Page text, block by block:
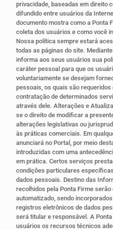
privacidade, baseadas em direito
difundido entre usuários da
documento mostra como a Ponta
coleta dos usuários e como você
Nossa política sempre estará
todas as páginas do site.
informa aos seus usuários sua
caráter pessoal para que os
voluntariamente se desejam
pessoais, os quais são
contratação de determinados
através dele. Alterações e
se o direito de modificar a
alterações legislativas ou
às práticas comerciais. Em
anunciará no Portal, por meio
introduzidas com uma
em prática. Certos serviços
condições particulares
dados pessoais. Destino das
recolhidos pela Ponta Firme
automatizado, sendo
registros eletrônicos de dados
será titular e responsável. A
usuários os recursos técnicos